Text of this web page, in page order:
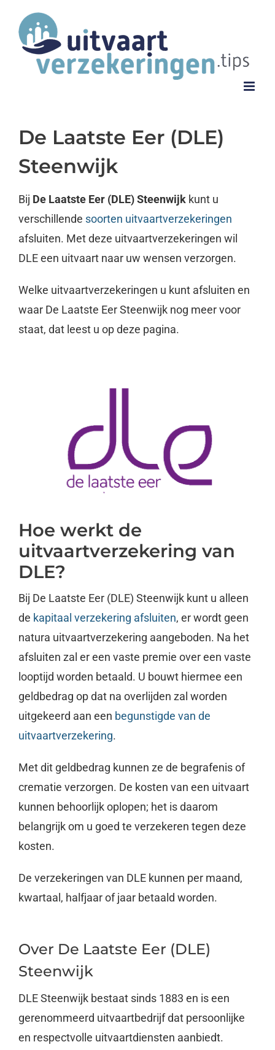
naar
inhoud
De Laatste Eer (DLE)
Steenwijk
Bij De Laatste Eer (DLE) Steenwijkkunt u
verschillende soorten uitvaartverzekeringen
afsluiten. Met deze uitvaartverzekeringen wil
DLE een uitvaart naar uw wensen verzorgen.
Welke uitvaartverzekeringen u kunt afsluiten en
waar De Laatste Eer Steenwijk nog meer voor
staat, dat leest u op deze pagina.
Hoe werkt de
uitvaartverzekering van
DLE?
Bij De Laatste Eer (DLE) Steenwijk kunt u alleen
de kapitaal verzekering afsluiten, er wordt geen
natura uitvaartverzekering aangeboden. Na het
afsluiten zal er een vaste premie over een vaste
looptijd worden betaald. U bouwt hiermee een
geldbedrag op dat na overlijden zal worden
uitgekeerd aan een begunstigde van de
uitvaartverzekering.
Met dit geldbedrag kunnen ze de begrafenis of
crematie verzorgen. De kosten van een uitvaart
kunnen behoorlijk oplopen; het is daarom
belangrijk om u goed te verzekeren tegen deze
kosten.
De verzekeringen van DLE kunnen per maand,
kwartaal, halfjaar of jaar betaald worden.
Over De Laatste Eer (DLE)
Steenwijk
DLE Steenwijk bestaat sinds 1883 en is een
gerenommeerd uitvaartbedrijf dat persoonlijke
en respectvolle uitvaartdiensten aanbiedt.